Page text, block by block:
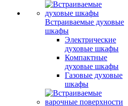
Встраиваемые духовые
шкафы
Электрические
духовые шкафы
Компактные
духовые шкафы
Газовые духовые
шкафы